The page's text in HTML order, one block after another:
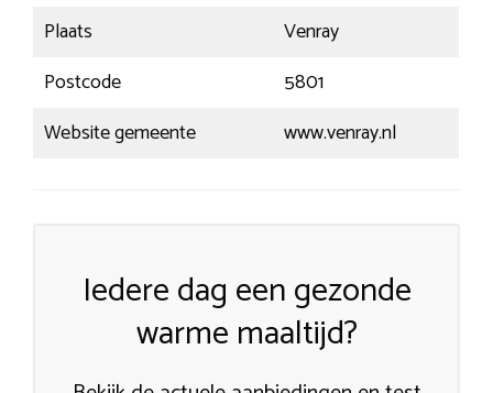
Plaats
Venray
Postcode
5801
Website gemeente
www.venray.nl
Iedere dag een gezonde
warme maaltijd?